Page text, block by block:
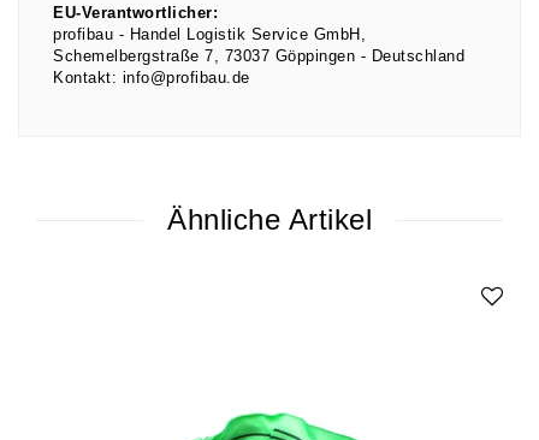
EU-Verantwortlicher:
profibau - Handel Logistik Service GmbH
Schemelbergstraße 7 73037 Göppingen
Deutschland
Kontakt: info@profibau.de
Ähnliche Artikel